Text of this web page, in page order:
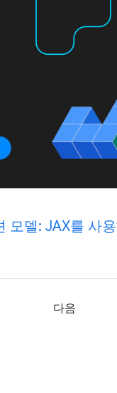
델: JAX를 사
다음